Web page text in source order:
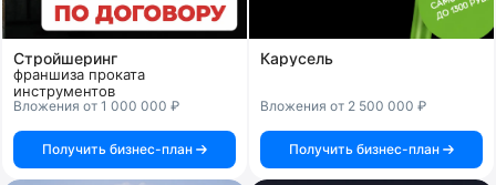
Стройшеринг
франшиза проката
инструментов
Вложения от 1 000 000 ₽
Получить бизнес-план
Карусель
Вложения от 2 500 000 ₽
Получить бизнес-план